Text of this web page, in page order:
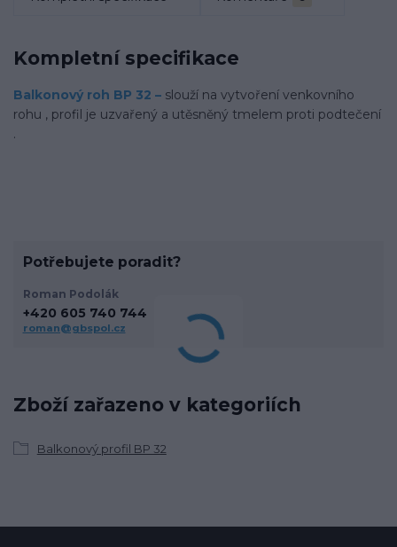
Kompletní specifikace
Balkonový roh BP 32 – slouží na vytvoření venkovního
rohu , profil je uzvařený a utěsněný tmelem proti podtečení
.
Zboží zařazeno v kategoriích
Balkonový profil BP 32
Potřebujete poradit?
Roman Podolák
+420 605 740 744
roman@gbspol.cz